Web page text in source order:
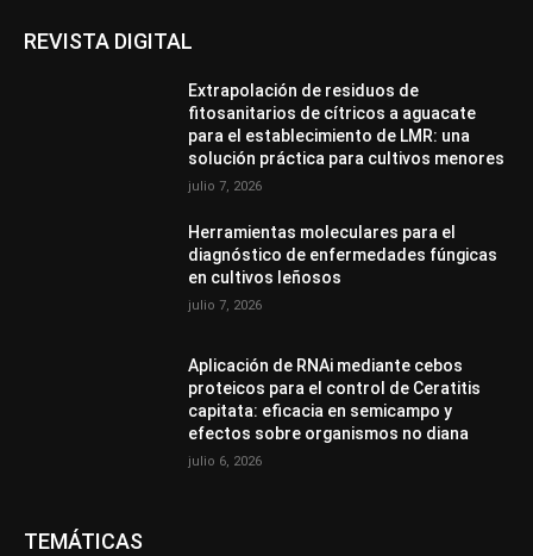
REVISTA DIGITAL
Extrapolación de residuos de
fitosanitarios de cítricos a aguacate
para el establecimiento de LMR: una
solución práctica para cultivos menores
julio 7, 2026
Herramientas moleculares para el
diagnóstico de enfermedades fúngicas
en cultivos leñosos
julio 7, 2026
Aplicación de RNAi mediante cebos
proteicos para el control de Ceratitis
capitata: eficacia en semicampo y
efectos sobre organismos no diana
julio 6, 2026
TEMÁTICAS